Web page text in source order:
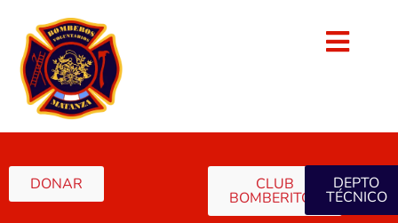
DONAR CLUB
BOMBERITOS
DEPTO
TÉCNICO